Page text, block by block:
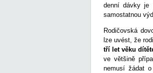
denní dávky je
samostatnou
Rodičovská
lze uvést, že
tří let věku
ve většině
nemusí žádat